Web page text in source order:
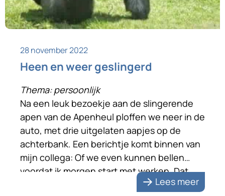
28 november 2022
Heen en weer geslingerd
Thema: persoonlijk
Na een leuk bezoekje aan de slingerende
apen van de Apenheul ploffen we neer in de
auto, met drie uitgelaten aapjes op de
achterbank. Een berichtje komt binnen van
mijn collega: Of we even kunnen bellen
voordat ik morgen start met werken. Dat
Lees meer